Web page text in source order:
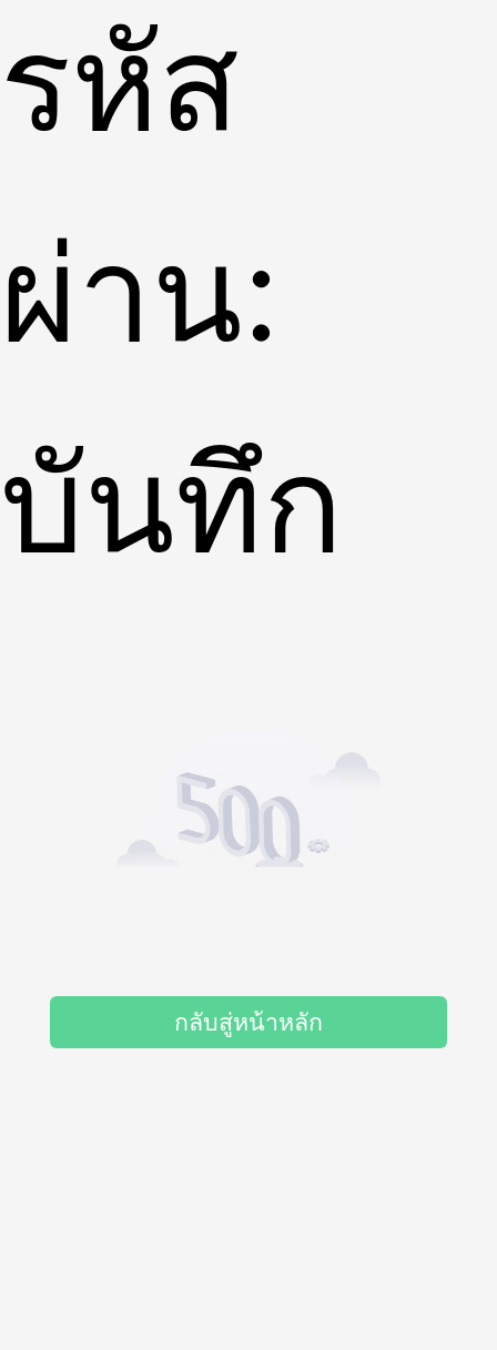
รหัส
ผ่าน:
บันทึก
กลับสู่หน้าหลัก